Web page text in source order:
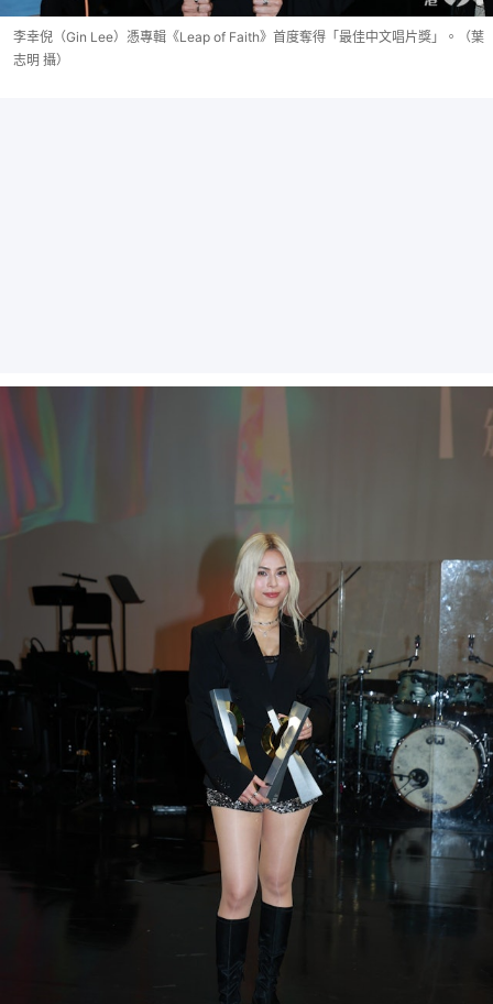
李幸倪（Gin Lee）憑專輯《Leap of Faith》首度奪得「最佳中文唱片獎」。（葉
志明 攝）